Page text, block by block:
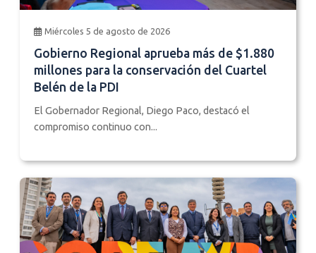
Miércoles 5 de agosto de 2026
Gobierno Regional aprueba más de $1.880
millones para la conservación del Cuartel
Belén de la PDI
El Gobernador Regional, Diego Paco, destacó el
compromiso continuo con...